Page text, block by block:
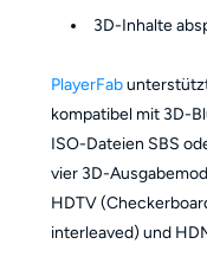
3D-Inhalte
PlayerFab
kompatibel mit 3D-
ISO-Dateien SBS
vier 3D-
HDTV
interleaved) und